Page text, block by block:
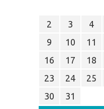
2
3 4
9
10 11
16
17 18
23
24 25
30
31